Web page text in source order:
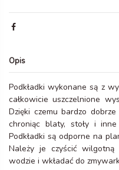
Opis
Podkładki wykonane są z
całkowicie uszczelnione
Dzięki czemu bardzo
chroniąc blaty, stoły i inne
Podkładki są odporne na
Należy je czyścić
wodzie i wkładać do